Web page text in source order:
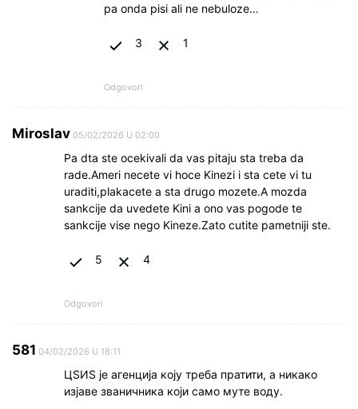
pa onda pisi ali ne nebuloze…
3 1
Odgovori
Miroslav 05/02/2026 U 02:00
Pa dta ste ocekivali da vas pitaju sta treba da
rade.Ameri necete vi hoce Kinezi i sta cete vi tu
uraditi,plakacete a sta drugo mozete.A mozda
sankcije da uvedete Kini a ono vas pogode te
sankcije vise nego Kineze.Zato cutite pametniji ste.
5 4
Odgovori
581 04/02/2026 U 18:11
ЦЅИЅ је агенција коју треба пратити, а никако
изјаве званичника који само муте воду.